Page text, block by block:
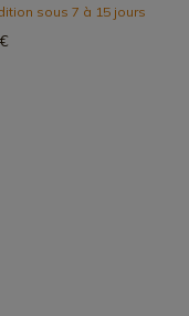
sous 7 à 15 jours